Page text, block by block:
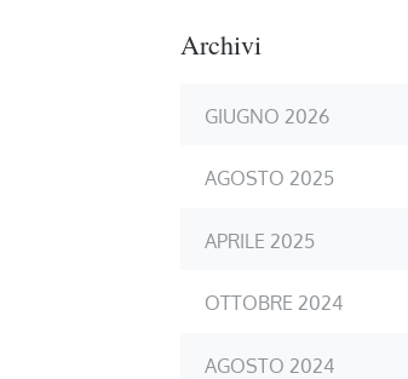
Archivi
GIUGNO 2026
AGOSTO 2025
APRILE 2025
OTTOBRE 2024
AGOSTO 2024